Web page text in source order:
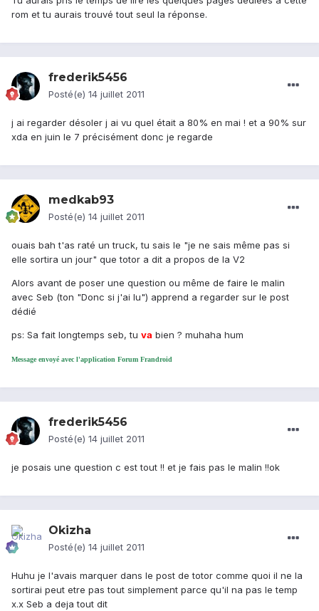
rom et tu aurais trouvé tout seul la réponse.
frederik5456
Posté(e) 14 juillet 2011
j ai regarder désoler j ai vu quel était a 80% en mai ! et a 90% sur
xda en juin le 7 précisément donc je regarde
medkab93
Posté(e) 14 juillet 2011
ouais bah t'as raté un truck, tu sais le "je ne sais même pas si
elle sortira un jour" que totor a dit a propos de la V2
Alors avant de poser une question ou même de faire le malin
avec Seb (ton "Donc si j'ai lu") apprend a regarder sur le post
dédié
ps: Sa fait longtemps seb, tu va bien ? muhaha hum
Message envoyé avec l'application Forum Frandroid
frederik5456
Posté(e) 14 juillet 2011
je posais une question c est tout !! et je fais pas le malin !!ok
Okizha
Posté(e) 14 juillet 2011
Huhu je l'avais marquer dans le post de totor comme quoi il ne la
sortirai peut etre pas tout simplement parce qu'il na pas le temp
x.x Seb a deja tout dit